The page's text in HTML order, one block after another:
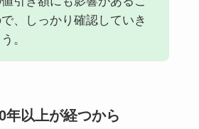
、しっかり確認していき
。
年以上が経つから